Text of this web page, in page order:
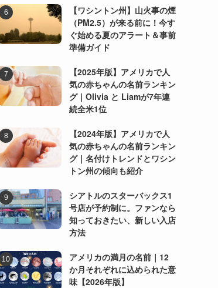
【ワシントン州】山火事の煙
（PM2.5）が来る前に！今す
ぐ始める夏のアラート＆事前
準備ガイド
【2025年版】アメリカで人
気の赤ちゃんの名前ランキン
グ｜Olivia と Liamが7年連
続全米1位
【2024年版】アメリカで人
気の赤ちゃんの名前ランキン
グ｜名付けトレンドとワシン
トン州の傾向も紹介
シアトルのスターバックス1
号店が予約制に。ファンなら
知っておきたい、新しい入店
方法
アメリカの満月の名前｜12
か月それぞれに込められた意
味【2026年版】